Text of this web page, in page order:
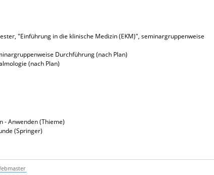
"Einführung in die klinische Medizin (EKM)", seminargruppenweise
Durchführung (nach Plan)
(nach Plan)
- Anwenden (Thieme)
(Springer)